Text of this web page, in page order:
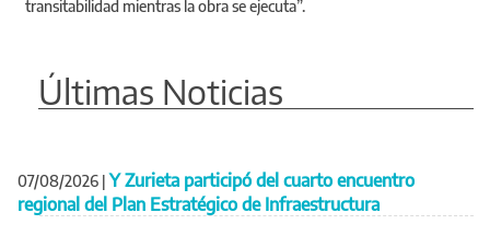
transitabilidad mientras la obra se ejecuta”.
Últimas Noticias
07/08/2026 | Y Zurieta participó del cuarto encuentro
regional del Plan Estratégico de Infraestructura